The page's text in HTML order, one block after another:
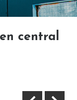
central